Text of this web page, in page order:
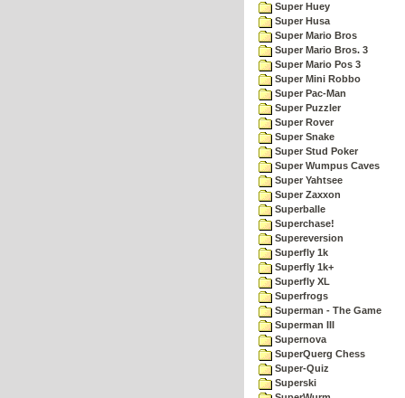
Super Huey
Super Husa
Super Mario Bros
Super Mario Bros. 3
Super Mario Pos 3
Super Mini Robbo
Super Pac-Man
Super Puzzler
Super Rover
Super Snake
Super Stud Poker
Super Wumpus Caves
Super Yahtsee
Super Zaxxon
Superballe
Superchase!
Supereversion
Superfly 1k
Superfly 1k+
Superfly XL
Superfrogs
Superman - The Game
Superman III
Supernova
SuperQuerg Chess
Super-Quiz
Superski